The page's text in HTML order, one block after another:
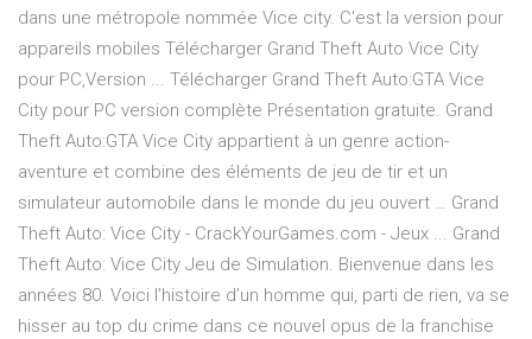
dans une métropole nommée Vice city. C'est la version pour
appareils mobiles Télécharger Grand Theft Auto Vice City
pour PC,Version ... Télécharger Grand Theft Auto:GTA Vice
City pour PC version complète Présentation gratuite. Grand
Theft Auto:GTA Vice City appartient à un genre action-
aventure et combine des éléments de jeu de tir et un
simulateur automobile dans le monde du jeu ouvert … Grand
Theft Auto: Vice City - CrackYourGames.com - Jeux ... Grand
Theft Auto: Vice City Jeu de Simulation. Bienvenue dans les
années 80. Voici l’histoire d’un homme qui, parti de rien, va se
hisser au top du crime dans ce nouvel opus de la franchise